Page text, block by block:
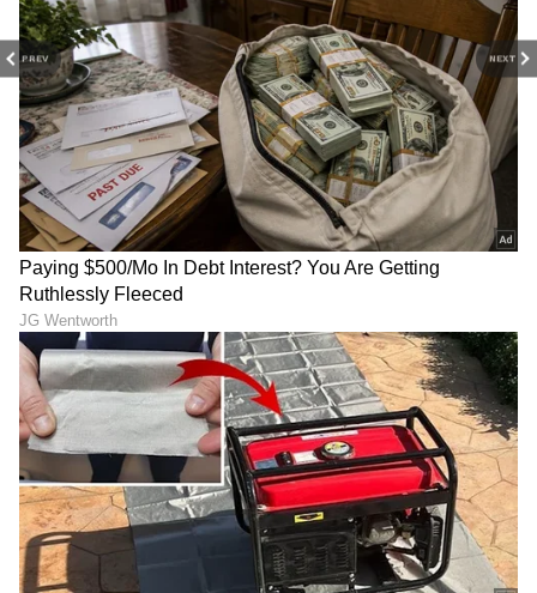
PREV NEXT
6
6
Image Credit :